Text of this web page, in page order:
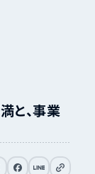
と、事業
リンクをコピ